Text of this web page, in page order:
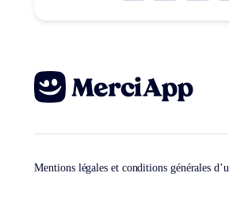
Mentions légales et conditions générales